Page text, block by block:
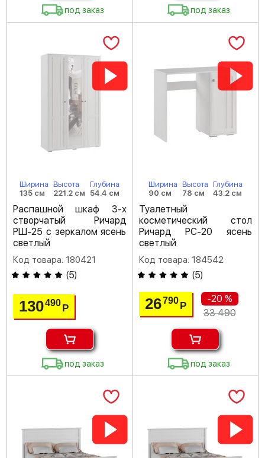
под заказ под заказ
Ширина
135 см
Высота
221.2 см
Глубина
54.4 см
Распашной шкаф 3-х
створчатый Ричард
РШ-25 с зеркалом ясень
светлый
Код товара: 180421
(5)
130490Р
под заказ
Ширина
90 см
Высота
78 см
Глубина
43.2 см
Туалетный
косметический стол
Ричард РС-20 ясень
светлый
Код товара: 184542
(5)
26790 Р
-20 %
33 490
под заказ